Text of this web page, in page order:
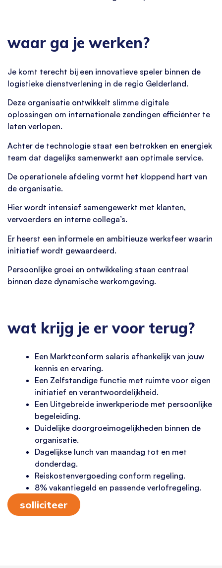
waar ga je werken?
Je komt terecht bij een innovatieve speler binnen de
logistieke dienstverlening in de regio Gelderland.
Deze organisatie ontwikkelt slimme digitale
oplossingen om internationale zendingen efficiënter te
laten verlopen.
Achter de technologie staat een betrokken en energiek
team dat dagelijks samenwerkt aan optimale service.
De operationele afdeling vormt het kloppend hart van
de organisatie.
Hier wordt intensief samengewerkt met klanten,
vervoerders en interne collega’s.
Er heerst een informele en ambitieuze werksfeer waarin
initiatief wordt gewaardeerd.
Persoonlijke groei en ontwikkeling staan centraal
binnen deze dynamische werkomgeving.
wat krijg je er voor terug?
Een Marktconform salaris afhankelijk van jouw
kennis en ervaring.
Een Zelfstandige functie met ruimte voor eigen
initiatief en verantwoordelijkheid.
Een Uitgebreide inwerkperiode met persoonlijke
begeleiding.
Duidelijke doorgroeimogelijkheden binnen de
organisatie.
Dagelijkse lunch van maandag tot en met
donderdag.
Reiskostenvergoeding conform regeling.
8% vakantiegeld en passende verlofregeling.
solliciteer